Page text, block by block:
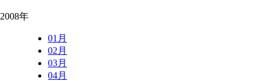
2008年
01月
02月
03月
04月